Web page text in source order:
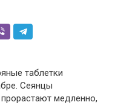
таблетки
Сеянцы
медленно,